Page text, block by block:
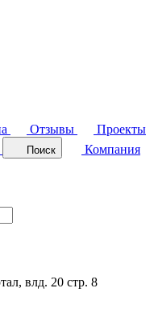
Отзывы
Проекты
Поиск
Компания
влд. 20 стр. 8